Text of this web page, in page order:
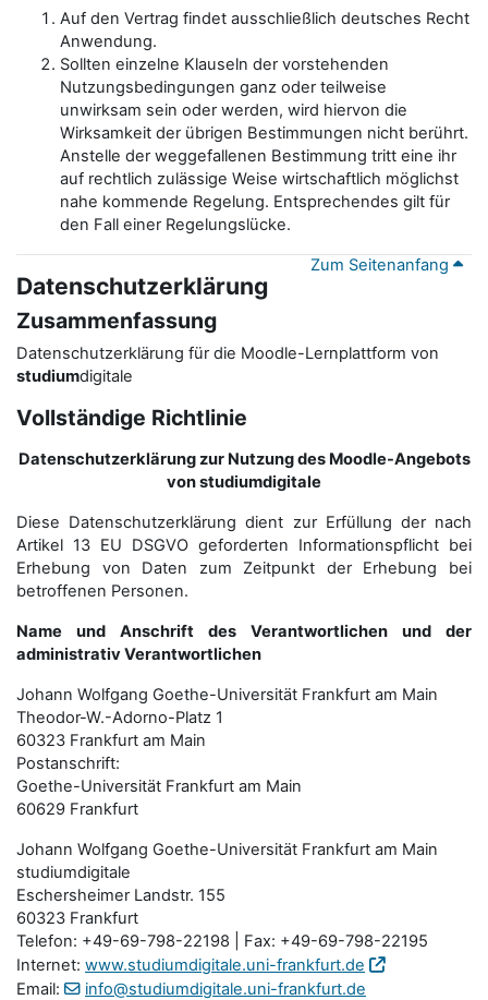
Auf den Vertrag findet ausschließlich deutsches Recht
Anwendung.
Sollten einzelne Klauseln der vorstehenden
Nutzungsbedingungen ganz oder teilweise
unwirksam sein oder werden, wird hiervon die
Wirksamkeit der übrigen Bestimmungen nicht berührt.
Anstelle der weggefallenen Bestimmung tritt eine ihr
auf rechtlich zulässige Weise wirtschaftlich möglichst
nahe kommende Regelung. Entsprechendes gilt für
den Fall einer Regelungslücke.
Zum Seitenanfang
Datenschutzerklärung
Zusammenfassung
Datenschutzerklärung für die Moodle-Lernplattform von
studiumdigitale
Vollständige Richtlinie
Datenschutzerklärung zur Nutzung des Moodle-Angebots
von studiumdigitale
Diese Datenschutzerklärung dient zur Erfüllung der nach
Artikel 13 EU DSGVO geforderten Informationspflicht bei
Erhebung von Daten zum Zeitpunkt der Erhebung bei
betroffenen Personen.
Name und Anschrift des Verantwortlichen und der
administrativ Verantwortlichen
Johann Wolfgang Goethe-Universität Frankfurt am Main
Theodor-W.-Adorno-Platz 1
60323 Frankfurt am Main
Postanschrift:
Goethe-Universität Frankfurt am Main
60629 Frankfurt
Johann Wolfgang Goethe-Universität Frankfurt am Main
studiumdigitale
Eschersheimer Landstr. 155
60323 Frankfurt
Telefon: +49-69-798-22198 | Fax: +49-69-798-22195
Internet: www.studiumdigitale.uni-frankfurt.de
Email:
info@studiumdigitale.uni-frankfurt.de